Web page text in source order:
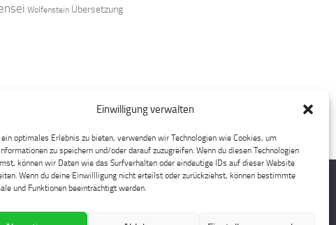
Einwilligung verwalten
optimales Erlebnis zu bieten, verwenden wir Technologien wie Cookies, um
zu speichern und/oder darauf zuzugreifen. Wenn du diesen Technologien
können wir Daten wie das Surfverhalten oder eindeutige IDs auf dieser Website
Wenn du deine Einwillligung nicht erteilst oder zurückziehst, können bestimmte
und Funktionen beeinträchtigt werden.
Wolfenstein Übersetzung